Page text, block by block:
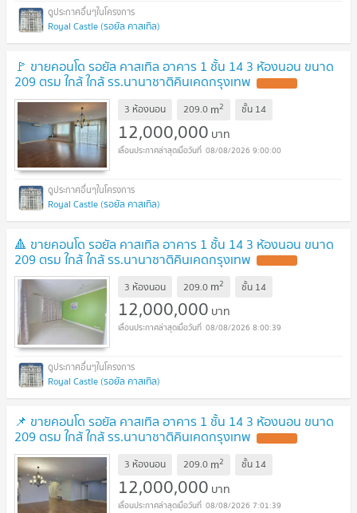
Royal Castle (รอยัล คาสเทิล)
🚩 ขายคอนโด รอยัล คาสเทิล อาคาร 1 ชั้น 14 3 ห้องนอน ขนาด
209 ตรม ใกล้ ใกล้ รร.นานาชาติคินเคดกรุงเทพ
3 ห้องนอน 209.0 m2 ชั้น 14
12,000,000 บาท
08/08/2026 9:00:00
Royal Castle (รอยัล คาสเทิล)
🔺 ขายคอนโด รอยัล คาสเทิล อาคาร 1 ชั้น 14 3 ห้องนอน ขนาด
209 ตรม ใกล้ ใกล้ รร.นานาชาติคินเคดกรุงเทพ
3 ห้องนอน 209.0 m2 ชั้น 14
12,000,000 บาท
08/08/2026 8:00:39
Royal Castle (รอยัล คาสเทิล)
📌 ขายคอนโด รอยัล คาสเทิล อาคาร 1 ชั้น 14 3 ห้องนอน ขนาด
209 ตรม ใกล้ ใกล้ รร.นานาชาติคินเคดกรุงเทพ
3 ห้องนอน 209.0 m2 ชั้น 14
12,000,000 บาท
08/08/2026 7:01:39